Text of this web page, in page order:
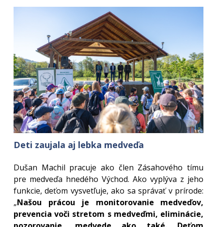
Deti zaujala aj lebka medveďa
Dušan Machil pracuje ako člen Zásahového tímu
pre medveďa hnedého Východ. Ako vyplýva z jeho
funkcie, deťom vysvetľuje, ako sa správať v prírode:
„Našou prácou je monitorovanie medveďov,
prevencia voči stretom s medveďmi, eliminácie,